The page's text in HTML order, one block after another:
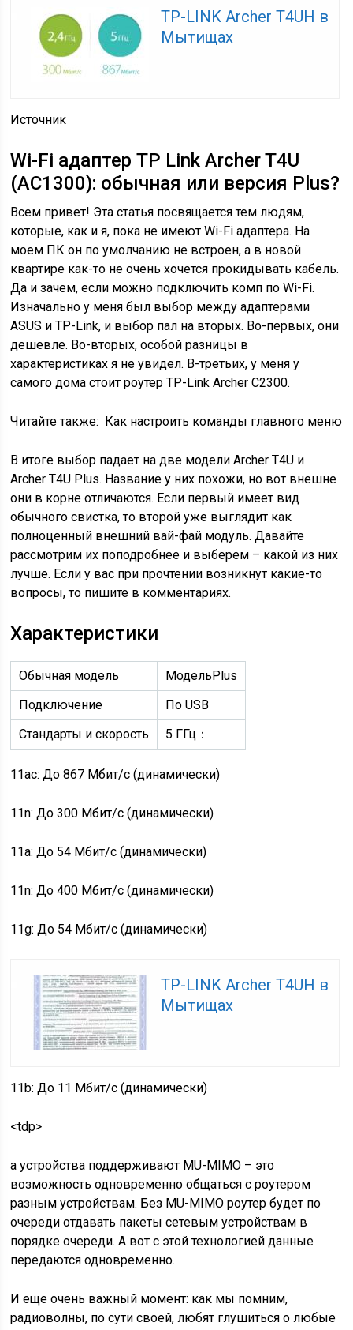
TP-LINK Archer T4UH в
Мытищах
Источник
Wi-Fi адаптер TP Link Archer T4U
(AC1300): обычная или версия Plus?
Всем привет! Эта статья посвящается тем людям,
которые, как и я, пока не имеют Wi-Fi адаптера. На
моем ПК он по умолчанию не встроен, а в новой
квартире как-то не очень хочется прокидывать кабель.
Да и зачем, если можно подключить комп по Wi-Fi.
Изначально у меня был выбор между адаптерами
ASUS и TP-Link, и выбор пал на вторых. Во-первых, они
дешевле. Во-вторых, особой разницы в
характеристиках я не увидел. В-третьих, у меня у
самого дома стоит роутер TP-Link Archer C2300.
Читайте также: Как настроить команды главного меню
В итоге выбор падает на две модели Archer T4U и
Archer T4U Plus. Название у них похожи, но вот внешне
они в корне отличаются. Если первый имеет вид
обычного свистка, то второй уже выглядит как
полноценный внешний вай-фай модуль. Давайте
рассмотрим их поподробнее и выберем – какой из них
лучше. Если у вас при прочтении возникнут какие-то
вопросы, то пишите в комментариях.
Характеристики
Обычная модель
МодельPlus
Подключение
По USB
Стандарты и скорость
5 ГГц：
11ac: До 867 Мбит/с (динамически)
11n: До 300 Мбит/с (динамически)
11a: До 54 Мбит/с (динамически)
11n: До 400 Мбит/с (динамически)
11g: До 54 Мбит/с (динамически)
TP-LINK Archer T4UH в
Мытищах
11b: До 11 Мбит/с (динамически)
<tdp>
а устройства поддерживают MU-MIMO – это
возможность одновременно общаться с роутером
разным устройствам. Без MU-MIMO роутер будет по
очереди отдавать пакеты сетевым устройствам в
порядке очереди. А вот с этой технологией данные
передаются одновременно.
И еще очень важный момент: как мы помним,
радиоволны, по сути своей, любят глушиться о любые